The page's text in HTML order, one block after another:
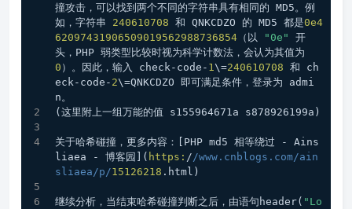
撞攻击，可以找到两个不同的字符串具有相同的 MD5。例
如，字符串 240610708 和 QNKCDZO 的 MD5 都是0e4
62097431906509019562988736854 （以 "0e"
开
头，PHP 弱类型比较时视为科学计数法，会认为其值为
0 ）。因此，输入 check-code- 1 \=240610708 和 ch
eck-code- 2\=QNKCDZO 即可满足条件，登录为 admi
n。
(这里附上一组万能的值 s155964671a s878926199a)
关于哈希碰撞，更多内容：[PHP md5 相等绕过 - Ains
liaea - 博客园]( https: / /www.cnblogs.com/ain
sliaea /p/15126218 .html)
继续分析，当结束哈希碰撞判断之后，由语句header( "Lo